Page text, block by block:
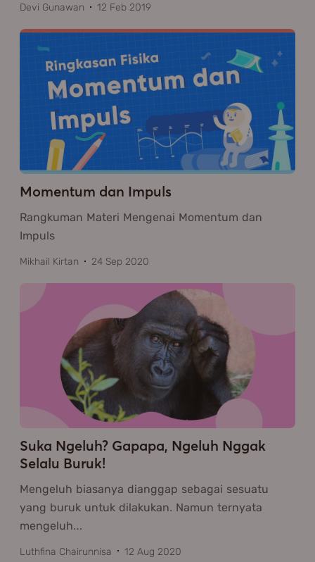
Devi Gunawan 12 Feb 2019
Momentum dan Impuls
Rangkuman Materi Mengenai Momentum dan
Impuls
Mikhail Kirtan 24 Sep 2020
Suka Ngeluh? Gapapa, Ngeluh Nggak
Selalu Buruk!
Mengeluh biasanya dianggap sebagai sesuatu
yang buruk untuk dilakukan. Namun ternyata
mengeluh…
Luthfina Chairunnisa 12 Aug 2020